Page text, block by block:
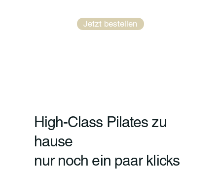
Jetzt bestellen
High-Class Pilates zu
hause
nur noch ein paar klicks